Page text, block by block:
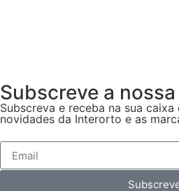
Subscreve a
Subscreva e receba na sua
novidades da Interorto e as